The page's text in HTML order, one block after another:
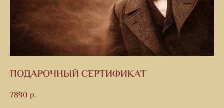
ПОДАРОЧНЫЙ СЕРТИФИКАТ
7890 р.